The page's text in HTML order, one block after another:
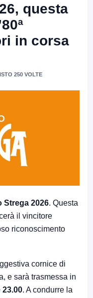
questa
in corsa
250 VOLTE
Strega 2026. Questa
il vincitore
riconoscimento
cornice di
e sarà trasmessa in
23.00. A condurre la